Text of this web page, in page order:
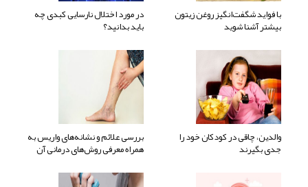
با فواید شگفت‌انگیز روغن زیتون
بیشتر آشنا شوید
در مورد اختلال نارسایی کبدی چه
باید بدانید؟
والدین، چاقی در کودکان خود را
جدی بگیرند
بررسی علائم و نشانه‌های واریس به
همراه معرفی روش‌های درمانی آن